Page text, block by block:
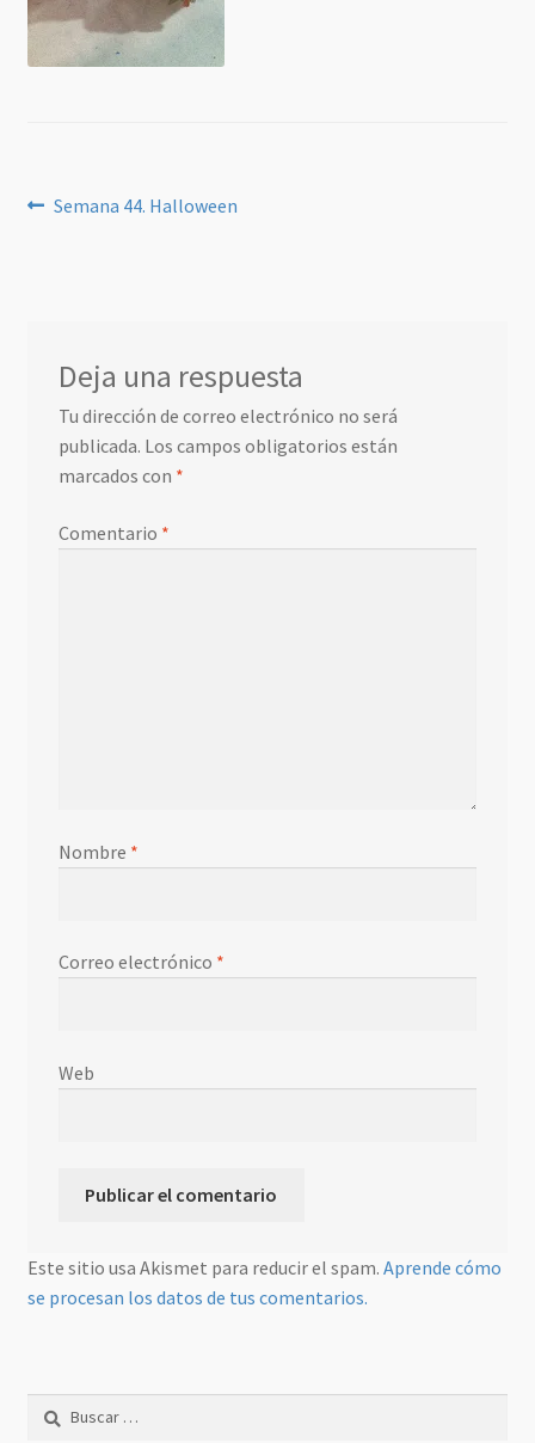
Navegación
Anterior:
Semana 44. Halloween
Deja una respuesta
Tu dirección de correo electrónico no será
publicada. Los campos obligatorios están
marcados con *
Comentario *
Nombre *
Correo electrónico *
Web
Este sitio usa Akismet para reducir el spam. Aprende cómo
se procesan los datos de tus comentarios.
Buscar: